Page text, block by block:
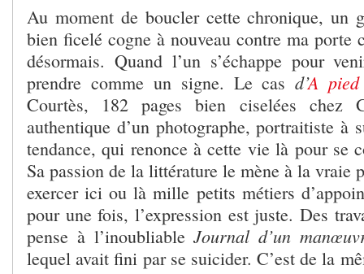
Au moment de boucler cette chronique, un
bien ficelé cogne à nouveau contre ma porte
désormais. Quand l’un s’échappe pour
prendre comme un signe. Le casd’A pied
Courtès, 182 pages bien ciselées chez
authentique d’un photographe, portraitiste à
tendance, qui renonce à cette vie là pour se
Sa passion de la littérature le mène à la vraie
exercer ici ou là mille petits métiers
pour une fois, l’expression est juste. Des
pense à l’inoubliableJournal d’un
lequel avait fini par se suicider. C’est de la